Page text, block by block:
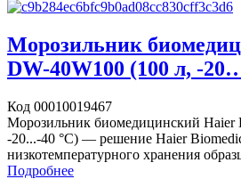
Морозильник
DW-40W100 (100 л, -
Код 00010019467
Морозильник биомедицинский Haier
-20...-40 °C) — решение Haier
низкотемпературного хранения
Подробнее